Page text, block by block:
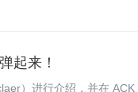
起来！
）进行介绍，并在 ACK